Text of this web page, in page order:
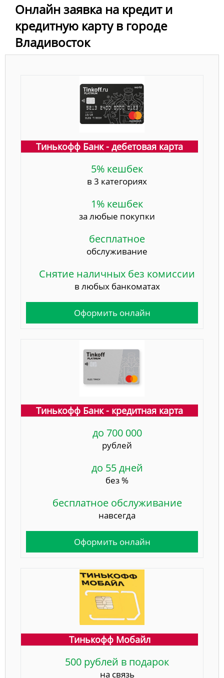
Онлайн заявка на кредит и
кредитную карту в городе
Владивосток
Тинькофф Банк - дебетовая карта
5% кешбек
в 3 категориях
1% кешбек
за любые покупки
бесплатное
обслуживание
Снятие наличных без комиссии
в любых банкоматах
Оформить онлайн
Тинькофф Банк - кредитная карта
до 700 000
рублей
до 55 дней
без %
бесплатное обслуживание
навсегда
Оформить онлайн
Тинькофф Мобайл
500 рублей в подарок
на связь